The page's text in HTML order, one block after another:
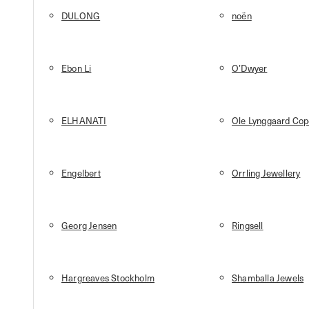
DULONG
Ebon Li
ELHANATI
Engelbert
Georg Jensen
Hargreaves Stockholm
noën
O’Dwyer
Ole Lynggaard
Orrling Jewellery
Ringsell
Shamballa Jewels